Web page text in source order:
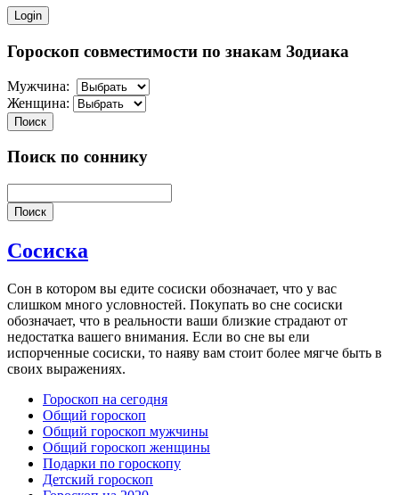
Гороскоп совместимости по знакам Зодиака
Мужчина:
Женщина:
Поиск
Поиск по соннику
Поиск
Сосиска
Сон в котором вы едите сосиски обозначает, что у вас
слишком много условностей. Покупать во сне сосиски
обозначает, что в реальности ваши близкие страдают от
недостатка вашего внимания. Если во сне вы ели
испорченные сосиски, то наяву вам стоит более мягче быть в
своих выражениях.
Гороскоп на сегодня
Общий гороскоп
Общий гороскоп мужчины
Общий гороскоп женщины
Подарки по гороскопу
Детский гороскоп